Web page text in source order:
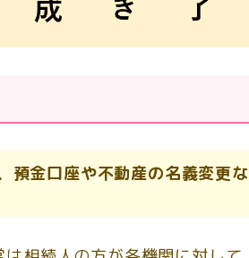
預金口座や不動産の名義変更な